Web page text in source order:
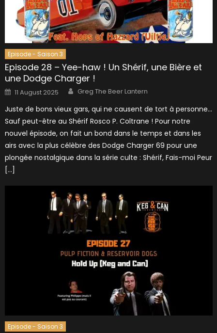
Episode - Saison 3
Episode 28 – Yee-haw ! Un Shérif, une Bière et
une Dodge Charger !
Posted
on
11 August 2025 Author
Greg The Beer Lantern
Juste de bons vieux gars, qui ne causent de tort à personne…
Sauf peut-être au Shérif Rosco P. Coltrane ! Pour notre
nouvel épisode, on fait un bond dans le temps et dans les
airs avec la plus célèbre des Dodge Charger 69 pour une
plongée nostalgique dans la série culte : Shérif, Fais-moi Peur
[…]
Episode - Saison 3